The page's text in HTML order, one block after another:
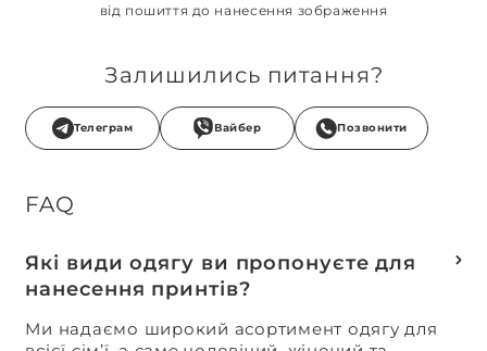
від пошиття до нанесення зображення
Залишились питання?
Телеграм Вайбер Позвонити
FAQ
Які види одягу ви пропонуєте для
нанесення принтів?
Ми надаємо широкий асортимент одягу для